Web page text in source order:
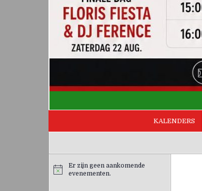
KALENDERS
Er zijn geen aankomende
evenementen.